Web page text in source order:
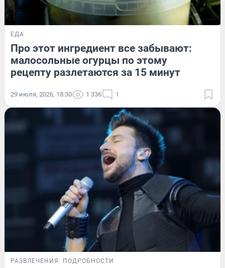
ЕДА
Про этот ингредиент все забывают:
малосольные огурцы по этому
рецепту разлетаются за 15 минут
29 июля, 2026, 18:30 1 336 1
РАЗВЛЕЧЕНИЯ ПОДРОБНОСТИ